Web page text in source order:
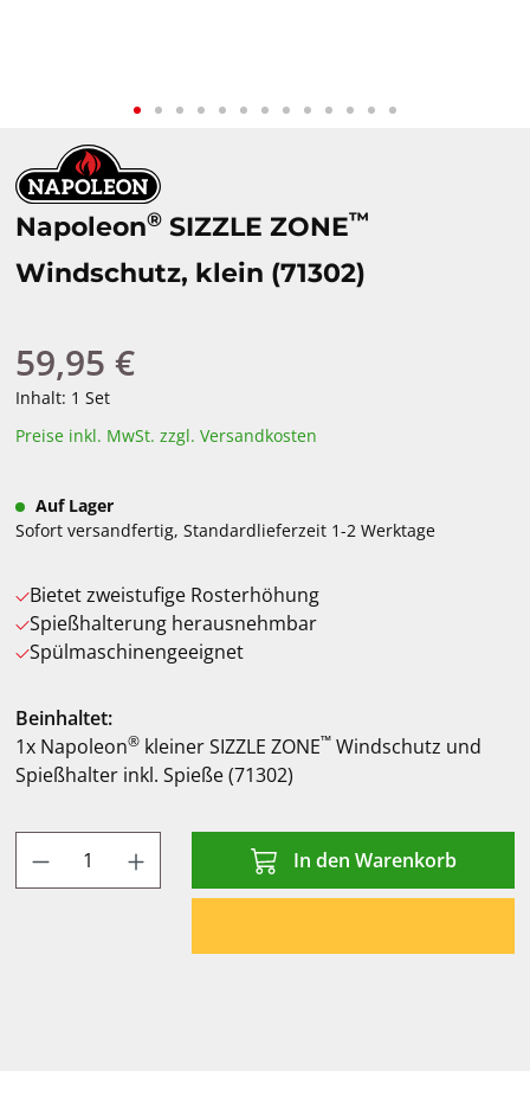
Napoleon® SIZZLE ZONE™
Windschutz, klein (71302)
Regulärer Preis:
59,95 €
Inhalt: 1 Set
Preise inkl. MwSt. zzgl. Versandkosten
Auf Lager
Sofort versandfertig, Standardlieferzeit 1-2 Werktage
Bietet zweistufige Rosterhöhung
Spießhalterung herausnehmbar
Spülmaschinengeeignet
Beinhaltet:
1x Napoleon® kleiner SIZZLE ZONE™ Windschutz und
Spießhalter inkl. Spieße (71302)
Produkt Anzahl: Gib den gewünschten
In den Warenkorb